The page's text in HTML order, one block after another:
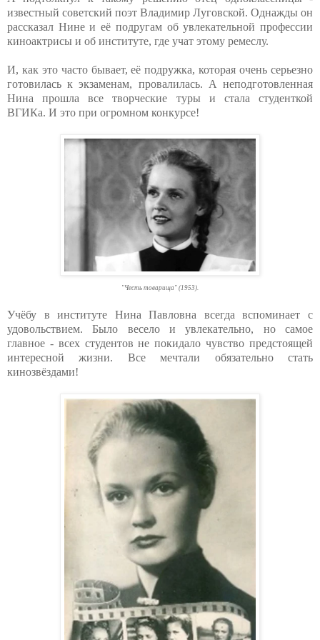
известный советский поэт Владимир Луговской. Однажды он
рассказал Нине и её подругам об увлекательной профессии
киноактрисы и об институте, где учат этому ремеслу.
И, как это часто бывает, её подружка, которая очень серьезно
готовилась к экзаменам, провалилась. А неподготовленная
Нина прошла все творческие туры и стала студенткой
ВГИКа. И это при огромном конкурсе!
"Честь товарища" (1953).
Учёбу в институте Нина Павловна всегда вспоминает с
удовольствием. Было весело и увлекательно, но самое
главное - всех студентов не покидало чувство предстоящей
интересной жизни. Все мечтали обязательно стать
кинозвёздами!